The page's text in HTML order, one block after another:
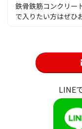
鉄骨鉄筋コンクリー
で入りたい方はぜひ
LINE